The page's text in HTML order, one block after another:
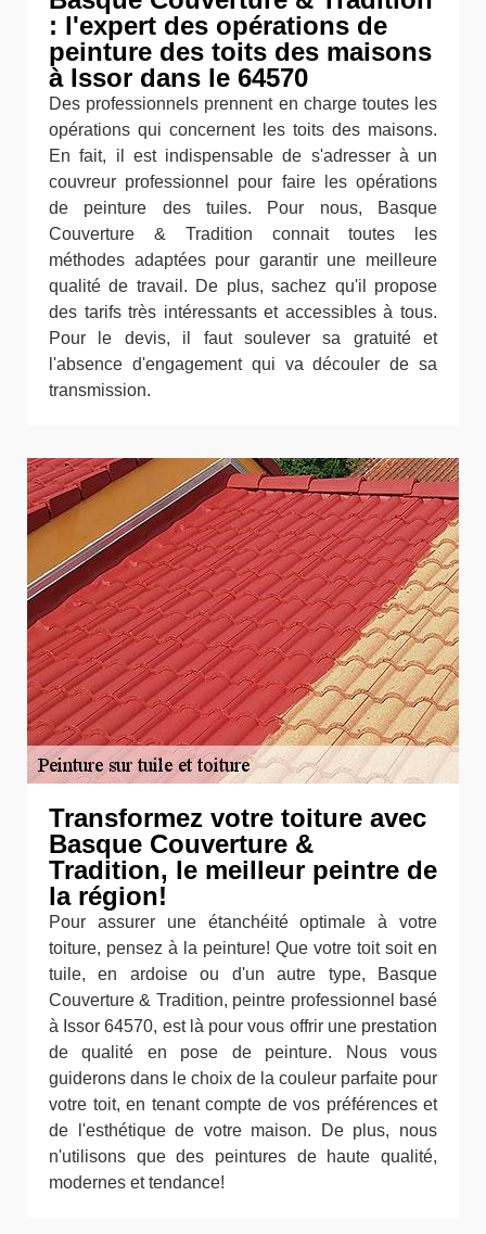
: l'expert des opérations de
peinture des toits des maisons
à Issor dans le 64570
Des professionnels prennent en charge toutes les
opérations qui concernent les toits des maisons.
En fait, il est indispensable de s'adresser à un
couvreur professionnel pour faire les opérations
de peinture des tuiles. Pour nous, Basque
Couverture & Tradition connait toutes les
méthodes adaptées pour garantir une meilleure
qualité de travail. De plus, sachez qu'il propose
des tarifs très intéressants et accessibles à tous.
Pour le devis, il faut soulever sa gratuité et
l'absence d'engagement qui va découler de sa
transmission.
Transformez votre toiture avec
Basque Couverture &
Tradition, le meilleur peintre de
la région!
Pour assurer une étanchéité optimale à votre
toiture, pensez à la peinture! Que votre toit soit en
tuile, en ardoise ou d'un autre type, Basque
Couverture & Tradition, peintre professionnel basé
à Issor 64570, est là pour vous offrir une prestation
de qualité en pose de peinture. Nous vous
guiderons dans le choix de la couleur parfaite pour
votre toit, en tenant compte de vos préférences et
de l'esthétique de votre maison. De plus, nous
n'utilisons que des peintures de haute qualité,
modernes et tendance!